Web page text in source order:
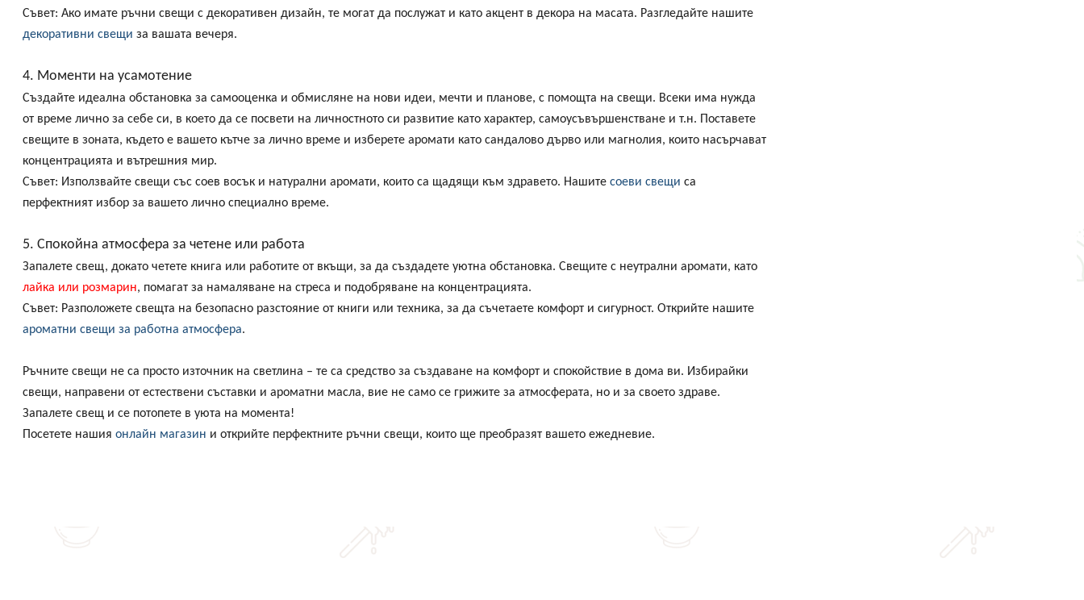
Съвет: Ако имате ръчни свещи с декоративен дизайн, те могат да послужат и като акцент в декора на масата. Разгледайте нашите
декоративни свещи за вашата вечеря.
4. Моменти на усамотение
Създайте идеална обстановка за самооценка и обмисляне на нови идеи, мечти и планове, с помощта на свещи. Всеки има нужда
от време лично за себе си, в което да се посвети на личностното си развитие като характер, самоусъвършенстване и т.н. Поставете
свещите в зоната, където е вашето кътче за лично време и изберете аромати като сандалово дърво или магнолия, които насърчават
концентрацията и вътрешния мир.
Съвет: Използвайте свещи със соев восък и натурални аромати, които са щадящи към здравето. Нашите соеви свещи са
перфектният избор за вашето лично специално време.
5. Спокойна атмосфера за четене или работа
Запалете свещ, докато четете книга или работите от вкъщи, за да създадете уютна обстановка. Свещите с неутрални аромати, като
лайка или розмарин, помагат за намаляване на стреса и подобряване на концентрацията.
Съвет: Разположете свещта на безопасно разстояние от книги или техника, за да съчетаете комфорт и сигурност. Открийте нашите
ароматни свещи за работна атмосфера.
Ръчните свещи не са просто източник на светлина – те са средство за създаване на комфорт и спокойствие в дома ви. Избирайки
свещи, направени от естествени съставки и ароматни масла, вие не само се грижите за атмосферата, но и за своето здраве.
Запалете свещ и се потопете в уюта на момента!
Посетете нашия онлайн магазин и открийте перфектните ръчни свещи, които ще преобразят вашето ежедневие.